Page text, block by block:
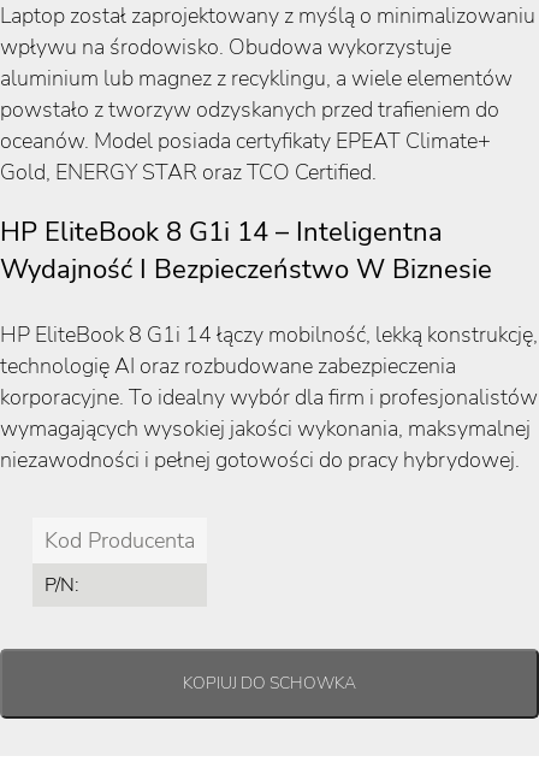
Laptop został zaprojektowany z myślą o minimalizowaniu
wpływu na środowisko. Obudowa wykorzystuje
aluminium lub magnez z recyklingu, a wiele elementów
powstało z tworzyw odzyskanych przed trafieniem do
oceanów. Model posiada certyfikaty EPEAT Climate+
Gold, ENERGY STAR oraz TCO Certified.
HP EliteBook 8 G1i 14 – Inteligentna
Wydajność I Bezpieczeństwo W Biznesie
HP EliteBook 8 G1i 14 łączy mobilność, lekką konstrukcję,
technologię AI oraz rozbudowane zabezpieczenia
korporacyjne. To idealny wybór dla firm i profesjonalistów
wymagających wysokiej jakości wykonania, maksymalnej
niezawodności i pełnej gotowości do pracy hybrydowej.
Kod Producenta
P/N: